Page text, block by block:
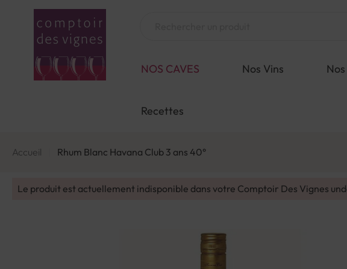
NOS CAVES Nos Vins
Recettes
Accueil Rhum Blanc Havana Club 3 ans 40°
Le produit est actuellement indisponible dans votre Comptoir Des Vignes